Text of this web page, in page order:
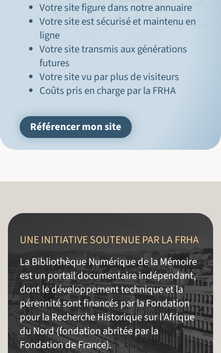
Votre site figure dans notre annuaire
Votre site est sécurisé et maintenu en
ligne
Votre site transmis aux générations
futures
Votre site vu par plus de visiteurs
Coûts pris en charge par la FRHA
Référencer mon site
UNE INITIATIVE SOUTENUE PAR LA FRHA
La Bibliothèque Numérique de la Mémoire
est un portail documentaire indépendant,
dont le développement technique et la
pérennité sont financés par la Fondation
pour la Recherche Historique sur l'Afrique
du Nord (fondation abritée par la
Fondation de France).